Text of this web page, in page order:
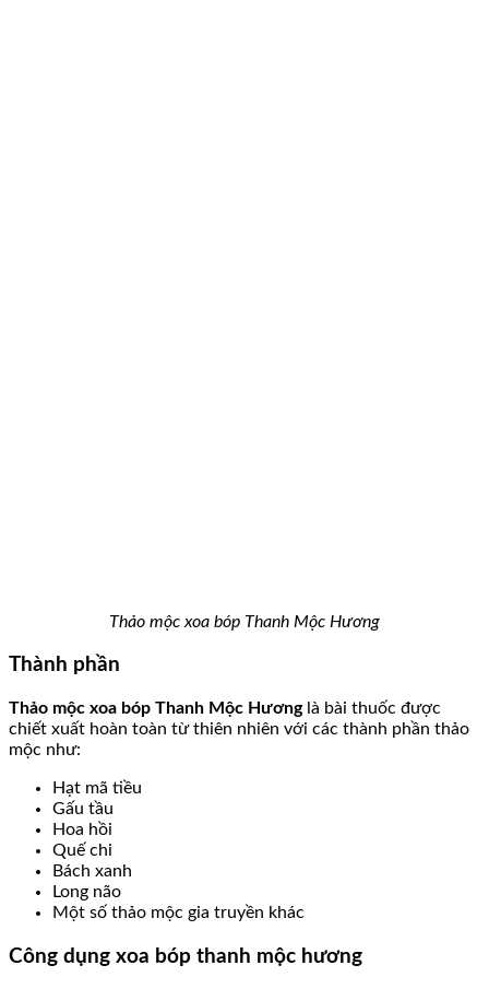
Thảo mộc xoa bóp Thanh Mộc Hương
Thành phần
Thảo mộc xoa bóp Thanh Mộc Hươnglà bài thuốc được
chiết xuất hoàn toàn từ thiên nhiên với các thành phần thảo
mộc như:
Hạt mã tiều
Gấu tầu
Hoa hồi
Quế chi
Bách xanh
Long não
Một số thảo mộc gia truyền khác
Công dụng xoa bóp thanh mộc hương